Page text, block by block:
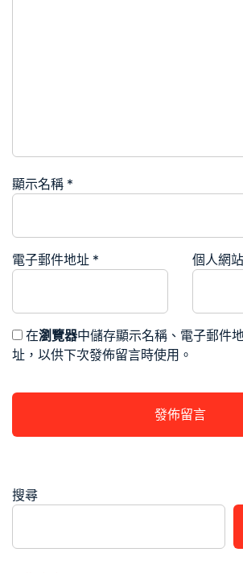
顯示名稱 *
電子郵件地址 * 個人網
在瀏覽器中儲存顯示名稱、電子郵件
址，以供下次發佈留言時使用。
搜尋